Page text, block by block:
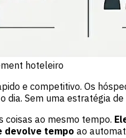
hoteleiro
e competitivo. Os
Sem uma estratégia
coisas ao mesmo tempo.
devolve tempo ao